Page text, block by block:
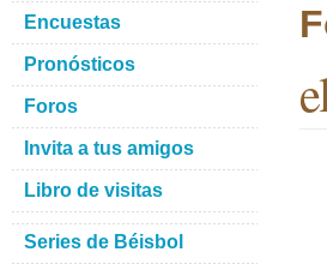
Encuestas
Pronósticos
Foros
Invita a tus amigos
Libro de visitas
Series de Béisbol